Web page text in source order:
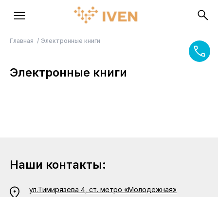
Главная Электронные книги
Электронные книги
Наши контакты:
ул.Тимирязева 4, ст. метро «Молодежная»